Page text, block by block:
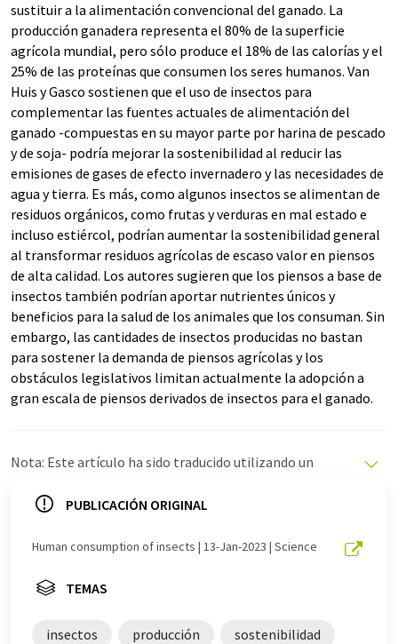
sustituir a la alimentación convencional del ganado. La
producción ganadera representa el 80% de la superficie
agrícola mundial, pero sólo produce el 18% de las calorías y el
25% de las proteínas que consumen los seres humanos. Van
Huis y Gasco sostienen que el uso de insectos para
complementar las fuentes actuales de alimentación del
ganado -compuestas en su mayor parte por harina de pescado
y de soja- podría mejorar la sostenibilidad al reducir las
emisiones de gases de efecto invernadero y las necesidades de
agua y tierra. Es más, como algunos insectos se alimentan de
residuos orgánicos, como frutas y verduras en mal estado e
incluso estiércol, podrían aumentar la sostenibilidad general
al transformar residuos agrícolas de escaso valor en piensos
de alta calidad. Los autores sugieren que los piensos a base de
insectos también podrían aportar nutrientes únicos y
beneficios para la salud de los animales que los consuman. Sin
embargo, las cantidades de insectos producidas no bastan
para sostener la demanda de piensos agrícolas y los
obstáculos legislativos limitan actualmente la adopción a
gran escala de piensos derivados de insectos para el ganado.
Nota: Este artículo ha sido traducido utilizando un
ofrece estas traducciones automáticas para presentar
este artículo ha sido traducido con traducción
vocabulario, sintaxis o gramática. El artículo original en
PUBLICACIÓN ORIGINAL
Human consumption of insects | 13-Jan-2023 | Science
TEMAS
insectos producción sostenibilidad